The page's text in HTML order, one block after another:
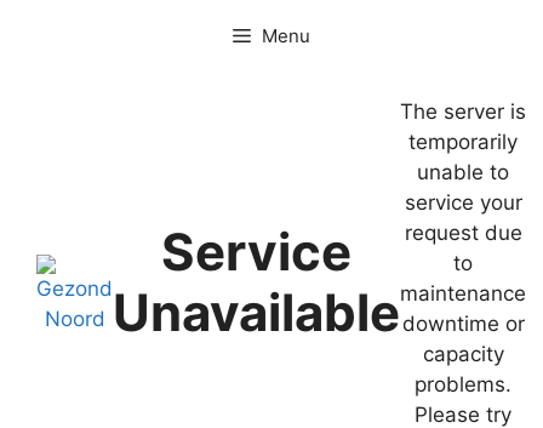
Menu
Service
Unavailable
The server is
temporarily
unable to
service your
request due
to
maintenance
downtime or
capacity
problems.
Please try